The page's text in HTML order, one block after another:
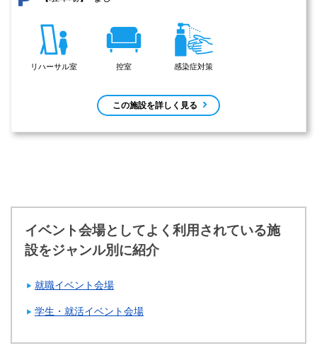
リハーサル室 控室 感染症対策
この施設を詳しく見る
イベント会場としてよく利用されている施
設をジャンル別に紹介
就職イベント会場
学生・就活イベント会場